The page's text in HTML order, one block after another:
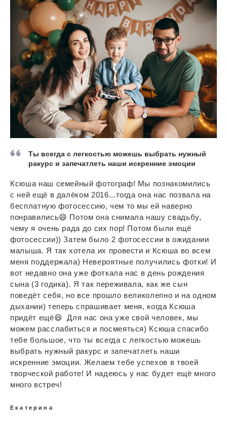
Ты всегда с легкостью можешь выбрать нужный
ракурс и запечатлеть наши искренние эмоции
Ксюша наш семейный фотограф! Мы познакомились
с ней ещё в далёком 2016...тогда она нас позвала на
бесплатную фотосессию, чем то мы ей наверно
понравились😄 Потом она снимала нашу свадьбу,
чему я очень рада до сих пор! Потом были ещё
фотосессии)) Затем было 2 фотосессии в ожидании
малыша. Я так хотела их провести и Ксюша во всем
меня поддержала) Невероятные получились фотки! И
вот недавно она уже фоткала нас в день рождения
сына (3 годика). Я так переживала, как же сын
поведёт себя, но все прошло великолепно и на одном
дыхании) теперь спрашивает меня, когда Ксюша
придёт ещё😄 Для нас она уже свой человек, мы
можем расслабиться и посмеяться) Ксюша спасибо
тебе большое, что ты всегда с легкостью можешь
выбрать нужный ракурс и запечатлеть наши
искренние эмоции. Желаем тебе успехов в твоей
творческой работе! И надеюсь у нас будет ещё много
много встреч!
Екатерина